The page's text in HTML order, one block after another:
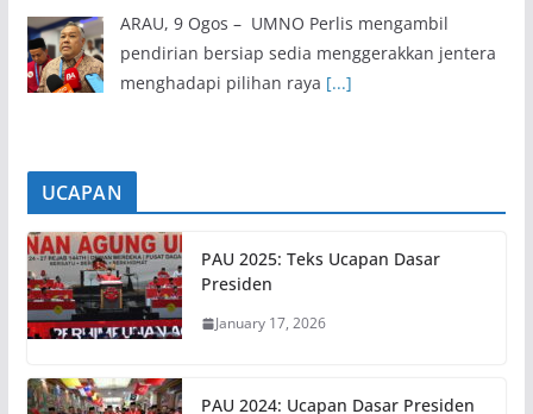
ARAU, 9 Ogos – UMNO Perlis mengambil
pendirian bersiap sedia menggerakkan jentera
menghadapi pilihan raya [...]
UCAPAN
PAU 2025: Teks Ucapan Dasar
Presiden
January 17, 2026
PAU 2024: Ucapan Dasar Presiden